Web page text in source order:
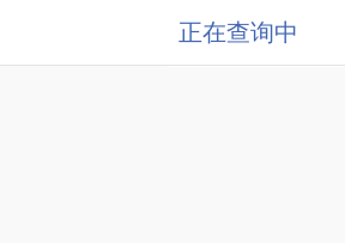
正在查询中